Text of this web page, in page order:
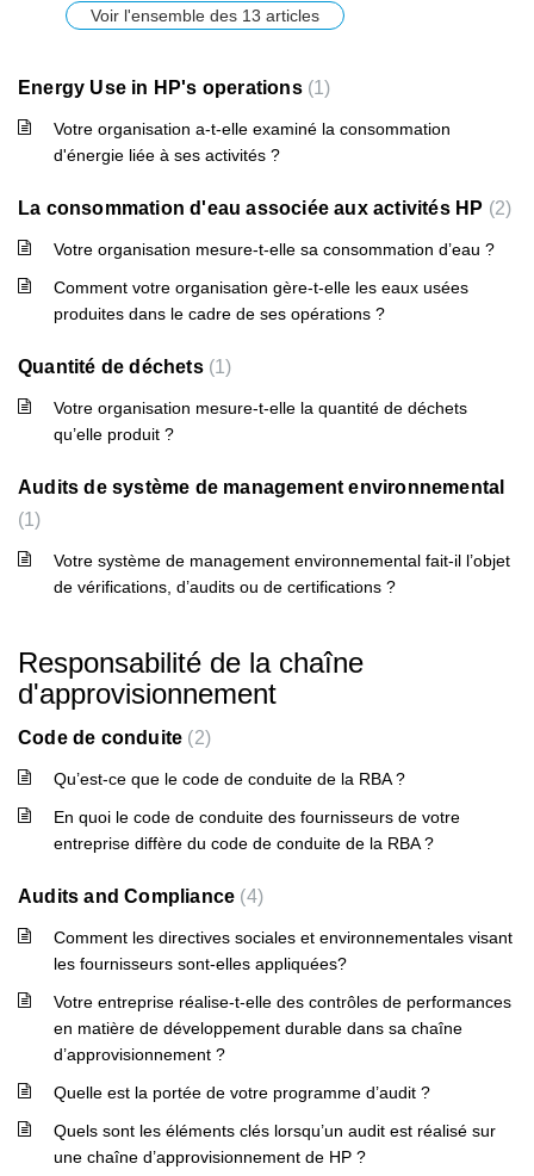
Voir l'ensemble des 13 articles
Energy Use in HP's operations 1
Votre organisation a-t-elle examiné la consommation
d'énergie liée à ses activités ?
La consommation d'eau associée aux activités HP 2
Votre organisation mesure-t-elle sa consommation d’eau ?
Comment votre organisation gère-t-elle les eaux usées
produites dans le cadre de ses opérations ?
Quantité de déchets 1
Votre organisation mesure-t-elle la quantité de déchets
qu’elle produit ?
Audits de système de management environnemental
1
Votre système de management environnemental fait-il l’objet
de vérifications, d’audits ou de certifications ?
Responsabilité de la chaîne
d'approvisionnement
Code de conduite 2
Qu’est-ce que le code de conduite de la RBA ?
En quoi le code de conduite des fournisseurs de votre
entreprise diffère du code de conduite de la RBA ?
Audits and Compliance 4
Comment les directives sociales et environnementales visant
les fournisseurs sont-elles appliquées?
Votre entreprise réalise-t-elle des contrôles de performances
en matière de développement durable dans sa chaîne
d’approvisionnement ?
Quelle est la portée de votre programme d’audit ?
Quels sont les éléments clés lorsqu’un audit est réalisé sur
une chaîne d’approvisionnement de HP ?